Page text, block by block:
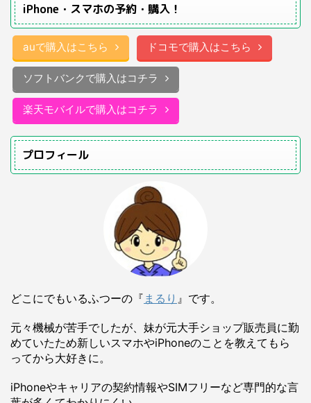
iPhone・スマホの予約・購入！
auで購入はこちら ドコモで購入はこちら
ソフトバンクで購入はコチラ
楽天モバイルで購入はコチラ
プロフィール
どこにでもいるふつーの『 まるり 』です。
元々機械が苦手でしたが、妹が元大手ショップ販売員に勤
めていたため新しいスマホやiPhoneのことを教えてもら
ってから大好きに。
iPhoneやキャリアの契約情報やSIMフリーなど専門的な言